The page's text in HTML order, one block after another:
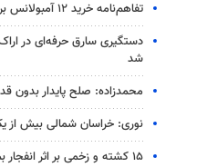
تفاهم‌نامه خرید ۱۲ آمبولانس برای ناوگان اورژانس سمنان امضا شد
شد
محمدزاده: صلح پایدار بدون
نوری: خراسان شمالی بیش از
۱۵ کشته و زخمی بر اثر انفجار بمب در حومه دمشق+ فیلم